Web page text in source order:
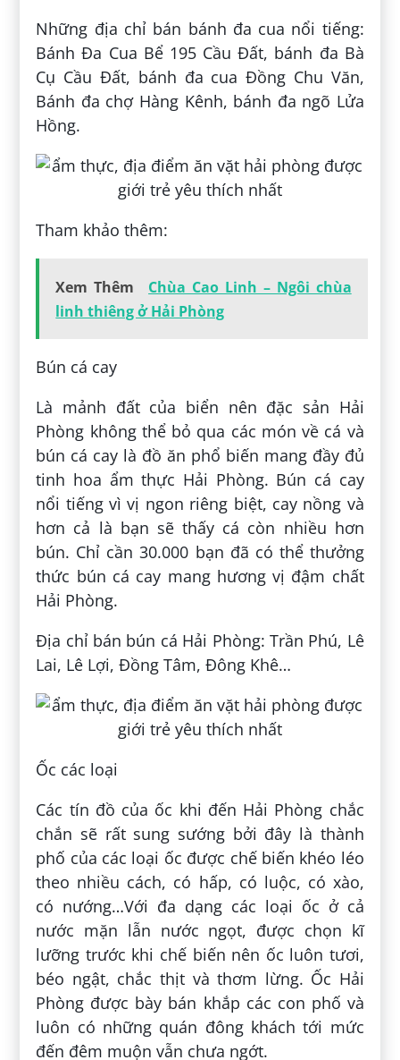
Những địa chỉ bán bánh đa cua nổi tiếng:
Bánh Đa Cua Bể 195 Cầu Đất, bánh đa Bà
Cụ Cầu Đất, bánh đa cua Đồng Chu Văn,
Bánh đa chợ Hàng Kênh, bánh đa ngõ Lửa
Hồng.
Tham khảo thêm:
Xem Thêm
Chùa Cao Linh – Ngôi chùa
linh thiêng ở Hải Phòng
Bún cá cay
Là mảnh đất của biển nên đặc sản Hải
Phòng không thể bỏ qua các món về cá và
bún cá cay là đồ ăn phổ biến mang đầy đủ
tinh hoa ẩm thực Hải Phòng. Bún cá cay
nổi tiếng vì vị ngon riêng biệt, cay nồng và
hơn cả là bạn sẽ thấy cá còn nhiều hơn
bún. Chỉ cần 30.000 bạn đã có thể thưởng
thức bún cá cay mang hương vị đậm chất
Hải Phòng.
Địa chỉ bán bún cá Hải Phòng: Trần Phú, Lê
Lai, Lê Lợi, Đồng Tâm, Đông Khê…
Ốc các loại
Các tín đồ của ốc khi đến Hải Phòng chắc
chắn sẽ rất sung sướng bởi đây là thành
phố của các loại ốc được chế biến khéo léo
theo nhiều cách, có hấp, có luộc, có xào,
có nướng…Với đa dạng các loại ốc ở cả
nước mặn lẫn nước ngọt, được chọn kĩ
lưỡng trước khi chế biến nên ốc luôn tươi,
béo ngật, chắc thịt và thơm lừng. Ốc Hải
Phòng được bày bán khắp các con phố và
luôn có những quán đông khách tới mức
đến đêm muộn vẫn chưa ngớt.